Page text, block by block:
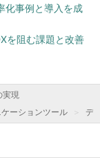
化事例と導入を成
を阻む課題と改善
実現
ーションツール デ